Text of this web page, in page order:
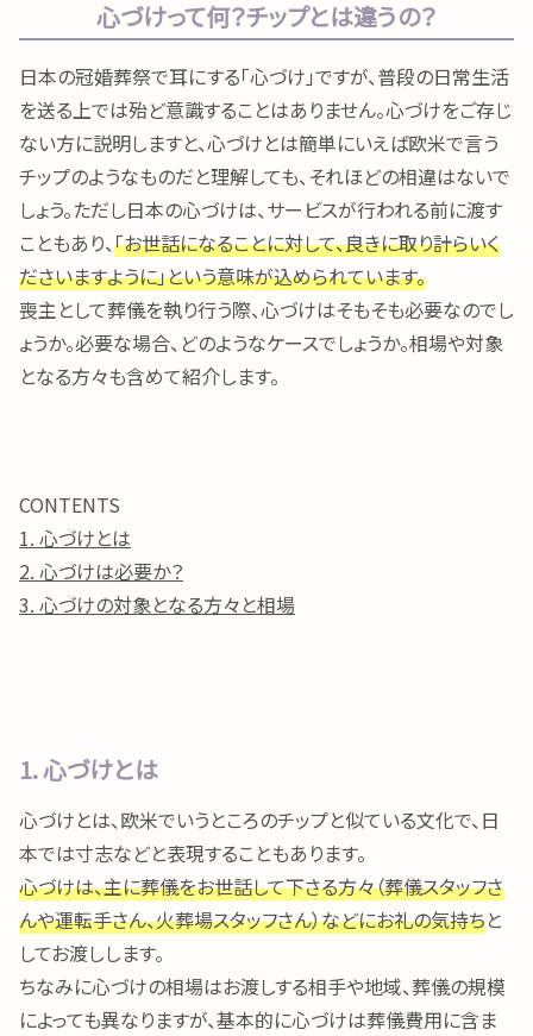
心づけって何？チップとは違うの？
日本の冠婚葬祭で耳にする「心づけ」ですが、普段の日常生活
を送る上では殆ど意識することはありません。心づけをご存じ
ない方に説明しますと、心づけとは簡単にいえば欧米で言う
チップのようなものだと理解しても、それほどの相違はないで
しょう。ただし日本の心づけは、サービスが行われる前に渡す
こともあり、「お世話になることに対して、良きに取り計らいく
ださいますように」という意味が込められています。
喪主として葬儀を執り行う際、心づけはそもそも必要なのでし
ょうか。必要な場合、どのようなケースでしょうか。相場や対象
となる方々も含めて紹介します。
CONTENTS
1. 心づけとは
2. 心づけは必要か？
3. 心づけの対象となる方々と相場
1. 心づけとは
心づけとは、欧米でいうところのチップと似ている文化で、日
本では寸志などと表現することもあります。
心づけは、主に葬儀をお世話して下さる方々（葬儀スタッフさ
んや運転手さん、火葬場スタッフさん）などにお礼の気持ちと
してお渡しします。
ちなみに心づけの相場はお渡しする相手や地域、葬儀の規模
によっても異なりますが、基本的に心づけは葬儀費用に含ま